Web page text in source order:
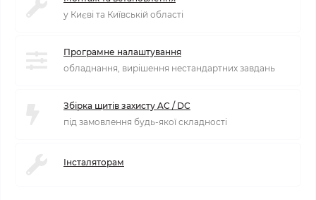
у Києві та Київській області
Програмне налаштування
обладнання, вирішення нестандартних завдань
Збірка щитів захисту AC / DC
під замовлення будь-якої складності
Інсталяторам